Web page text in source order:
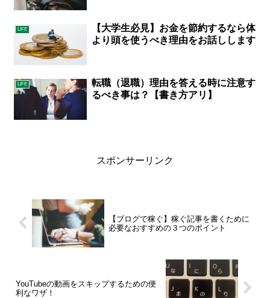
LIFE
【大学生必見】お金を節約するなら体
より頭を使うべき理由をお話しします
LIFE
転職（退職）理由を答える時に注意す
るべき事は？【書き方アリ】
スポンサーリンク
【ブログで稼ぐ】稼ぐ記事を書くために
必要なおすすめの３つのポイント
YouTubeの動画をスキップするための便
利なワザ！